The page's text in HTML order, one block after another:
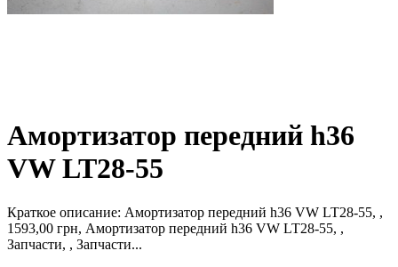
Амортизатор передний h36
VW LT28-55
Краткое описание: Амортизатор передний h36 VW LT28-55, ,
1593,00 грн, Амортизатор передний h36 VW LT28-55, ,
Запчасти, , Запчасти...